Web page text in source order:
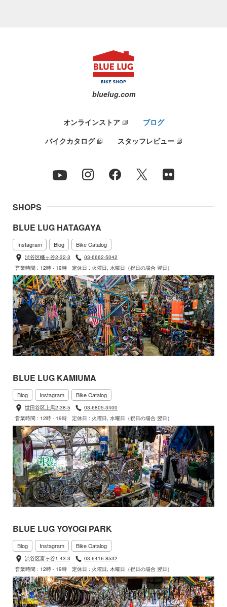
bluelug.com
オンラインストア
ブログ
バイクカタログ
スタッフレビュー
SHOPS
BLUE LUG HATAGAYA
Instagram Blog Bike Catalog
渋谷区幡ヶ谷2-32-3
03-6662-5042
営業時間 : 12時 - 19時
定休日 : 火曜日, 水曜日（祝日の場合 翌日）
BLUE LUG KAMIUMA
Blog Instagram Bike Catalog
世田谷区上馬2-38-5
03-6805-3400
営業時間 : 12時 - 19時
定休日 : 火曜日, 水曜日（祝日の場合 翌日）
BLUE LUG YOYOGI PARK
Blog Instagram Bike Catalog
渋谷区富ヶ谷1-43-3
03-6416-8532
営業時間 : 12時 - 19時
定休日 : 火曜日, 木曜日（祝日の場合 翌日）